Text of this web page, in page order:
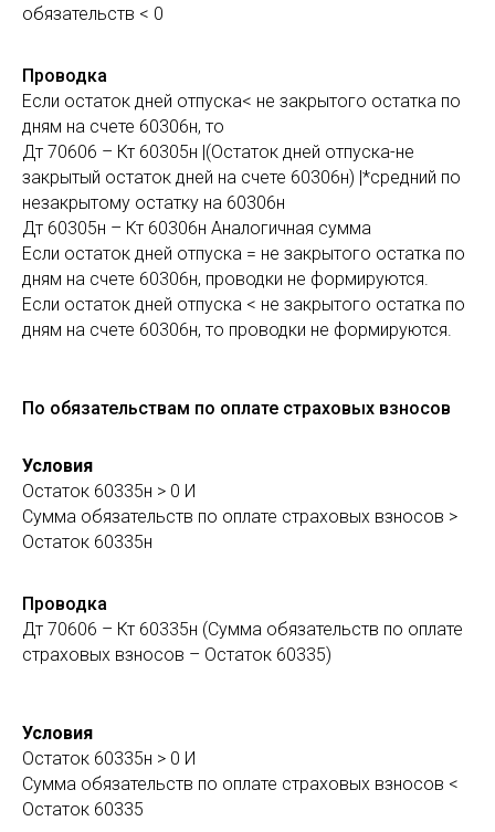
обязательств < 0
Проводка
Если остаток дней отпуска< не закрытого остатка по
дням на счете 60306н, то
Дт 70606 – Кт 60305н |(Остаток дней отпуска-не
закрытый остаток дней на счете 60306н) |*средний по
незакрытому остатку на 60306н
Дт 60305н – Кт 60306н Аналогичная сумма
Если остаток дней отпуска = не закрытого остатка по
дням на счете 60306н, проводки не формируются.
Если остаток дней отпуска < не закрытого остатка по
дням на счете 60306н, то проводки не формируются.
По обязательствам по оплате страховых взносов
Условия
Остаток 60335н > 0 И
Сумма обязательств по оплате страховых взносов >
Остаток 60335н
Проводка
Дт 70606 – Кт 60335н (Сумма обязательств по оплате
страховых взносов – Остаток 60335)
Условия
Остаток 60335н > 0 И
Сумма обязательств по оплате страховых взносов <
Остаток 60335